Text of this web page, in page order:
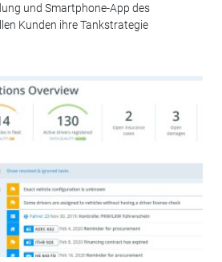
und Smartphone-App des
Kunden ihre Tankstrategie